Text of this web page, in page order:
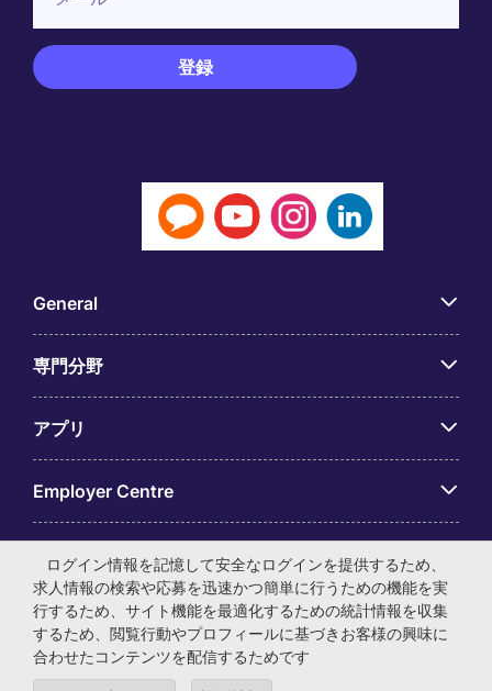
General
専門分野
アプリ
Employer Centre
© マイケル・ペイジ・インターナショナル・ジャパン株式会
社 法人番号：0104-01-043253 本社所在地：〒105-0001 東
京都港区虎ノ門4-3-13 ヒューリック神谷町ビル6階 有料職業
紹介事業許可番号：13-ユ-040405 ／ 労働者派遣事業許可番
ログイン情報を記憶して安全なログインを提供するため、
求人情報の検索や応募を迅速かつ簡単に行うための機能を実
行するため、サイト機能を最適化するための統計情報を収集
するため、閲覧行動やプロフィールに基づきお客様の興味に
合わせたコンテンツを配信するためです